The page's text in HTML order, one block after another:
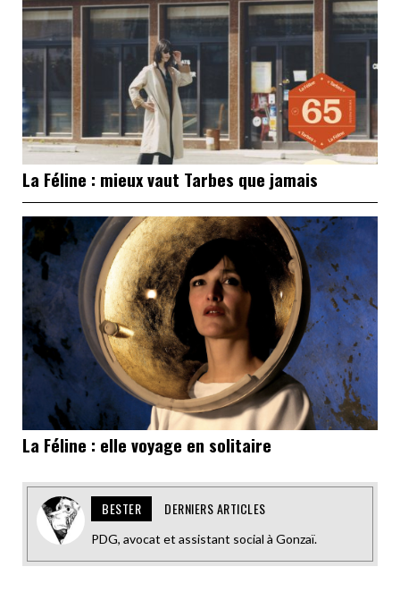
La Féline : mieux vaut Tarbes que jamais
La Féline : elle voyage en solitaire
BESTER DERNIERS ARTICLES
PDG, avocat et assistant social à Gonzaï.